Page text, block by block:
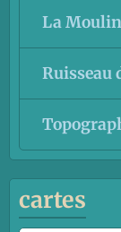
La
Ruisseau
cartes